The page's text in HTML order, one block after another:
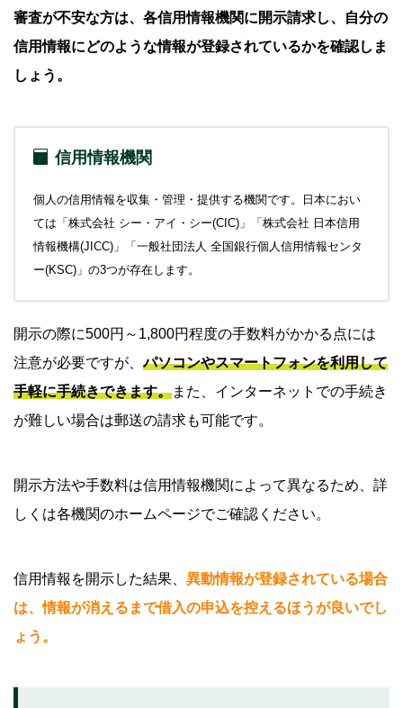
審査が不安な方は、各信用情報機関に開示請求し、自分の
信用情報にどのような情報が登録されているかを確認しま
しょう。
信用情報機関
個人の信用情報を収集・管理・提供する機関です。日本におい
ては「株式会社 シー・アイ・シー(CIC)」「株式会社 日本信用
情報機構(JICC)」「一般社団法人 全国銀行個人信用情報センタ
ー(KSC)」の3つが存在します。
開示の際に500円～1,800円程度の手数料がかかる点には
注意が必要ですが、パソコンやスマートフォンを利用して
手軽に手続きできます。また、インターネットでの手続き
が難しい場合は郵送の請求も可能です。
開示方法や手数料は信用情報機関によって異なるため、詳
しくは各機関のホームページでご確認ください。
信用情報を開示した結果、 異動情報が登録されている場合
は、情報が消えるまで借入の申込を控えるほうが良いでし
ょう。